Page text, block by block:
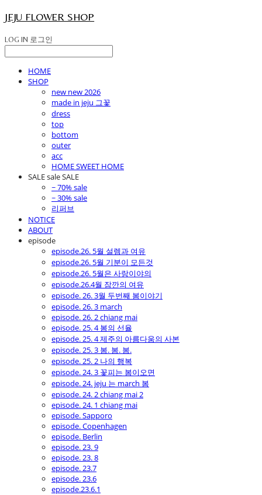
JEJU FLOWER SHOP
LOG IN 로그인
HOME
SHOP
new new 2026
made in jeju 그꽃
dress
top
bottom
outer
acc
HOME SWEET HOME
SALE sale SALE
~ 70% sale
~ 30% sale
리퍼브
NOTICE
ABOUT
episode
episode.26. 5월 설렘과 여유
episode.26. 5월 기분이 모든것
episode.26. 5월은 사랑이야의
episode.26.4월 잠깐의 여유
episode. 26. 3월 두번째 봄이야기
episode. 26. 3 march
episode. 26. 2 chiang mai
episode. 25. 4 봄의 선율
episode. 25. 4 제주의 아름다움의 사본
episode. 25. 3 봄. 봄. 봄.
episode. 25. 2 나의 행복
episode. 24. 3 꽃피는 봄이오면
episode. 24. jeju 는 march 봄
episode. 24. 2 chiang mai 2
episode. 24. 1 chiang mai
episode. Sapporo
episode. Copenhagen
episode. Berlin
episode. 23. 9
episode. 23. 8
episode. 23.7
episode. 23.6
episode.23.6.1